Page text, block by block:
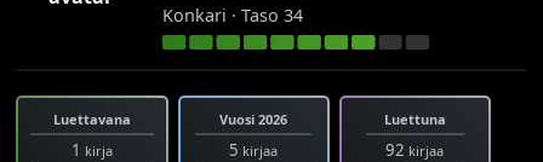
Konkari · Taso 34
Luettavana
1 kirja
Vuosi 2026
5 kirjaa
Luettuna
92 kirjaa